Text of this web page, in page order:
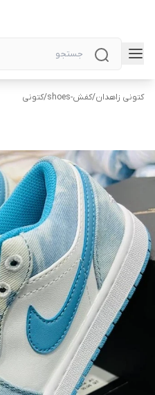
کتونی زاهدان/کفش-shoes /کتونی